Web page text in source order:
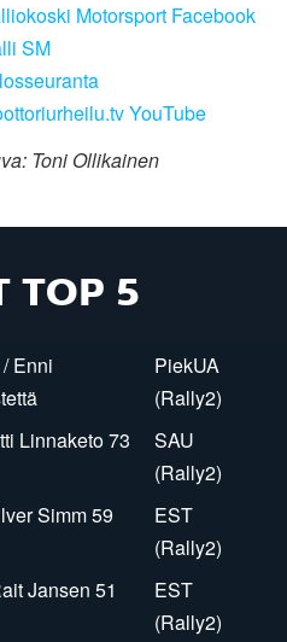
Motorsport Facebook
SM
YouTube
Toni Ollikainen
TOP 5
Enni
PiekUA
(Rally2)
Linnaketo 73
SAU
(Rally2)
Simm 59
EST
(Rally2)
Jansen 51
EST
(Rally2)